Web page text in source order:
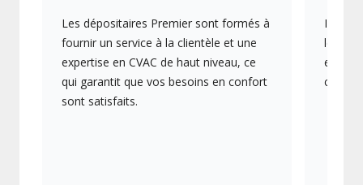
Les dépositaires Premier sont formés à
fournir un service à la clientèle et une
expertise en CVAC de haut niveau, ce
qui garantit que vos besoins en confort
sont satisfaits.
Ils
les
en